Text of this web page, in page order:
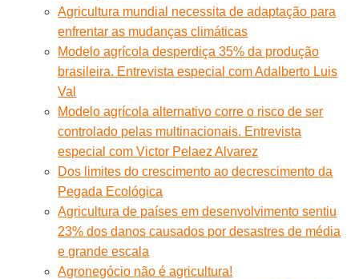
Agricultura mundial necessita de adaptação para
enfrentar as mudanças climáticas
Modelo agrícola desperdiça 35% da produção
brasileira. Entrevista especial com Adalberto Luis
Val
Modelo agrícola alternativo corre o risco de ser
controlado pelas multinacionais. Entrevista
especial com Victor Pelaez Alvarez
Dos limites do crescimento ao decrescimento da
Pegada Ecológica
Agricultura de países em desenvolvimento sentiu
23% dos danos causados por desastres de média
e grande escala
Agronegócio não é agricultura!